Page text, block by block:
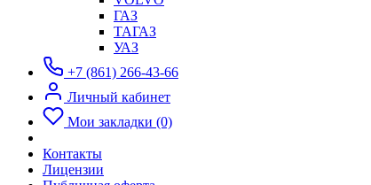
ГАЗ
ТАГАЗ
УАЗ
+7 (861) 266-43-66
Личный кабинет
Мои закладки (0)
Контакты
Лицензии